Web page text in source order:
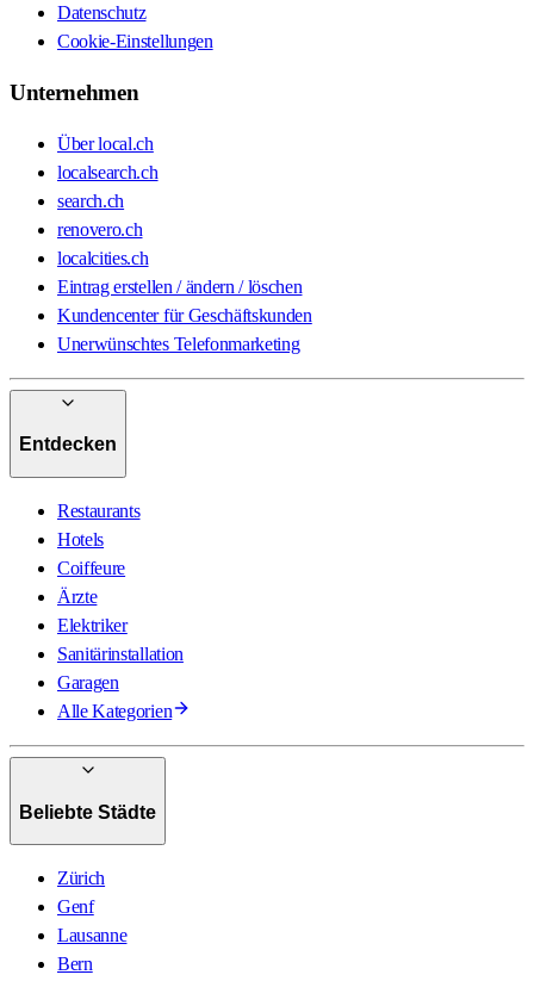
Datenschutz
Cookie-Einstellungen
Unternehmen
Über local.ch
localsearch.ch
search.ch
renovero.ch
localcities.ch
Eintrag erstellen / ändern / löschen
Kundencenter für Geschäftskunden
Unerwünschtes Telefonmarketing
Entdecken
Restaurants
Hotels
Coiffeure
Ärzte
Elektriker
Sanitärinstallation
Garagen
Alle Kategorien
Beliebte Städte
Zürich
Genf
Lausanne
Bern